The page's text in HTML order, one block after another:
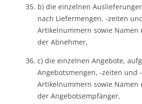
b) die einzelnen
nach Liefermengen, -zeiten
Artikelnummern sowie Namen
der Abnehmer,
c) die einzelnen Angebote,
Angebotsmengen, -zeiten und
Artikelnummern sowie Namen
der Angebotsempfänger,